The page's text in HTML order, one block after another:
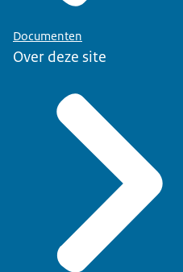
Documenten
Over deze site